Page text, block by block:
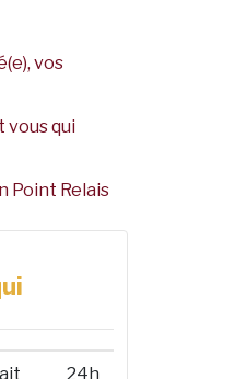
vos
vous qui
Point Relais
24h